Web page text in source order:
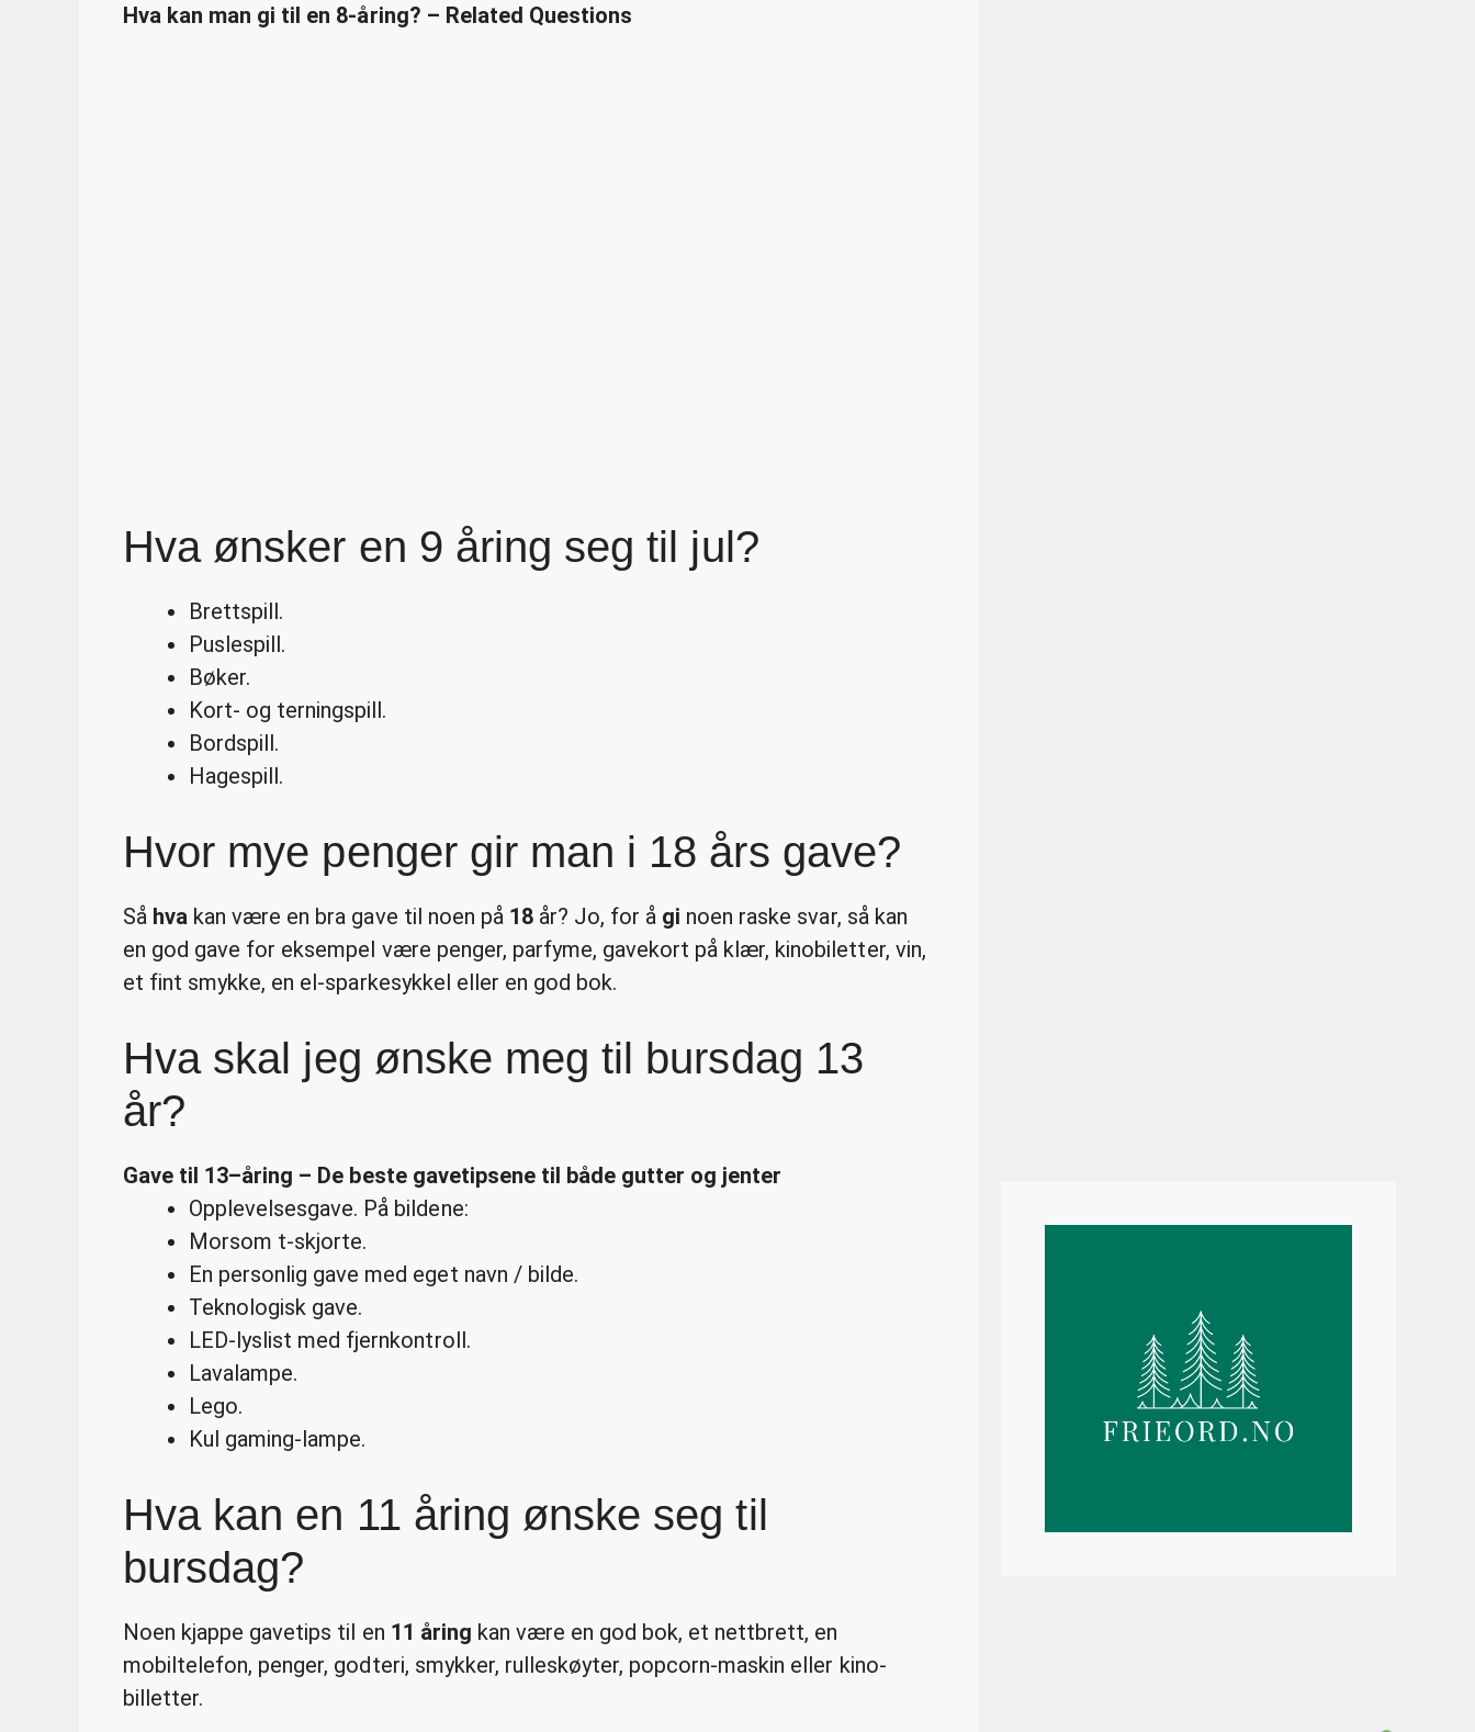
Hva kan man gi til en 8-åring? – Related Questions
Hva ønsker en 9 åring seg til jul?
Brettspill.
Puslespill.
Bøker.
Kort- og terningspill.
Bordspill.
Hagespill.
Hvor mye penger gir man i 18 års gave?
Så hva kan være en bra gave til noen på 18år? Jo, for å gi noen raske svar, så kan
en god gave for eksempel være penger, parfyme, gavekort på klær, kinobiletter, vin,
et fint smykke, en el-sparkesykkel eller en god bok.
Hva skal jeg ønske meg til bursdag 13
år?
Gave til 13–åring – De beste gavetipsene til både gutter og jenter
Opplevelsesgave. På bildene:
Morsom t-skjorte.
En personlig gave med eget navn / bilde.
Teknologisk gave.
LED-lyslist med fjernkontroll.
Lavalampe.
Lego.
Kul gaming-lampe.
Hva kan en 11 åring ønske seg til
bursdag?
Noen kjappe gavetips til en 11 åring kan være en god bok, et nettbrett, en
mobiltelefon, penger, godteri, smykker, rulleskøyter, popcorn-maskin eller kino-
billetter.